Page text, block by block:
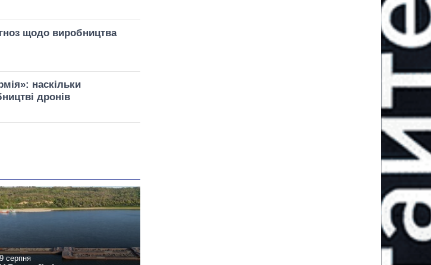
щодо виробництва
наскільки
дронів
9 серпня